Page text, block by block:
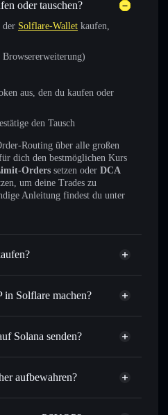
oder tauschen?
der Solflare-Wallet kaufen,
aus, den du kaufen oder
den Tausch
Routing über alle großen
dich den bestmöglichen Kurs
Orders setzen oder DCA
um deine Trades zu
Anleitung findest du unter
nicht verifiziert
in Solflare machen?
gegen SOL, USDC oder
Kurs
Trades zu deinem
Solana senden?
Privacy
aufbewahren?
nicht